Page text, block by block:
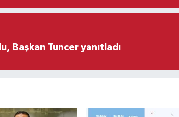
Başkan Tuncer yanıtladı